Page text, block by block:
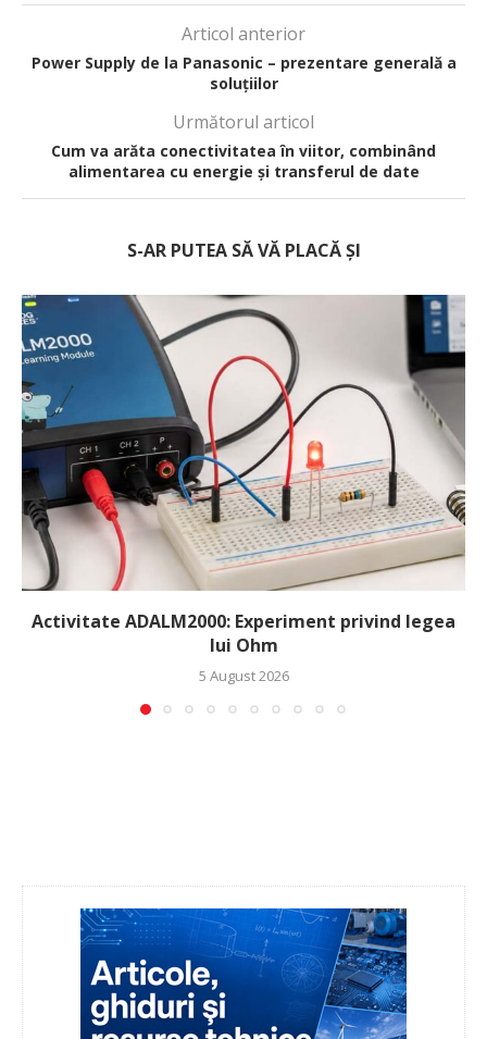
Articol anterior
Power Supply de la Panasonic – prezentare generală a
soluțiilor
Următorul articol
Cum va arăta conectivitatea în viitor, combinând
alimentarea cu energie și transferul de date
S-AR PUTEA SĂ VĂ PLACĂ ȘI
Activitate ADALM2000: Experiment privind legea
lui Ohm
5 August 2026